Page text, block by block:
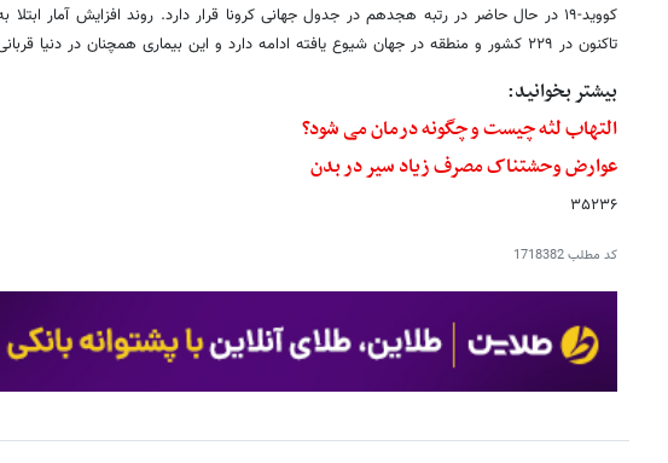
تاکنون در ۲۲۹ کشور و منطقه در جهان شیوع یافته ادامه دارد و این بیماری همچنان در دنیا قربانی می‌گیرد.
بیشتر بخوانید:
التهاب لثه چیست و چگونه درمان می شود؟
عوارض وحشتناک مصرف زیاد سیر در بدن
۳۵۲۳۶
کد مطلب1718382